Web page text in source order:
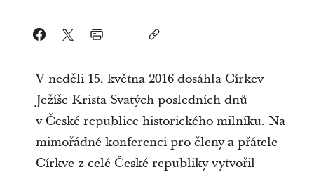
V neděli 15. května 2016 dosáhla Církev
Ježíše Krista Svatých posledních dnů
v České republice historického milníku. Na
mimořádné konferenci pro členy a přátele
Církve z celé České republiky vytvořil